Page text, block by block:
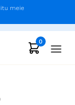
meie
0